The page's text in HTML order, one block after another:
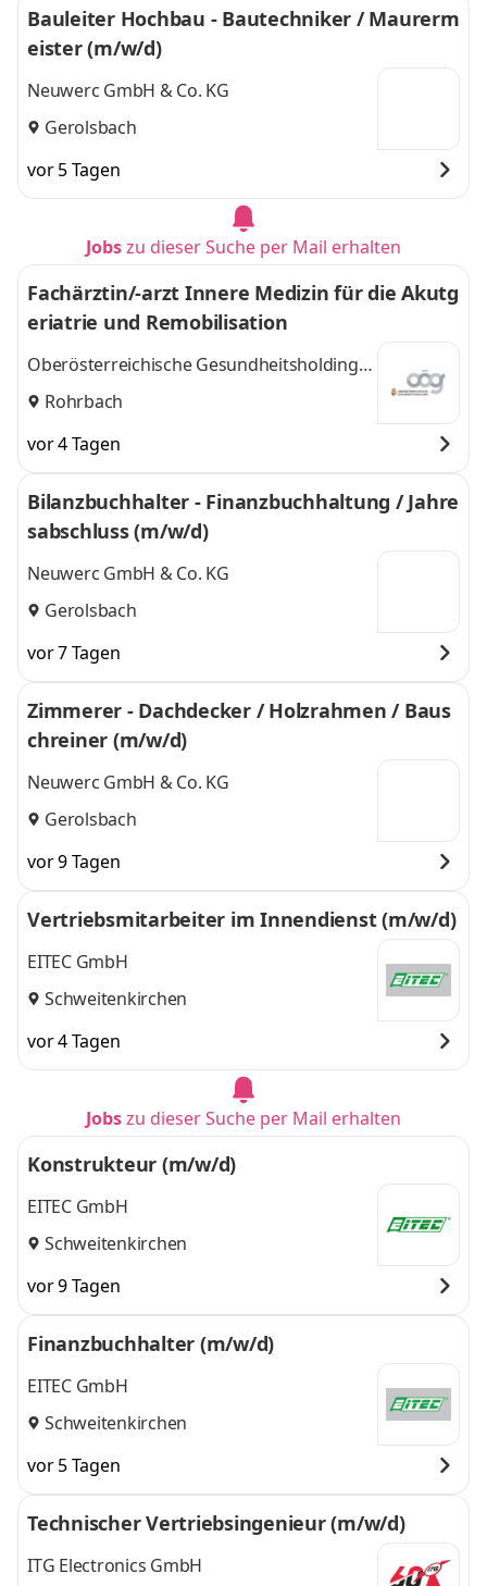
Bauleiter Hochbau - Bautechniker / Maurerm
eister (m/w/d)
Neuwerc GmbH & Co. KG
Gerolsbach
vor 5 Tagen
Jobszu dieser Suche per Mail erhalten
Fachärztin/-arzt Innere Medizin für die Akutg
eriatrie und Remobilisation
Oberösterreichische Gesundheitsholding
GmbH
Rohrbach
vor 4 Tagen
Bilanzbuchhalter - Finanzbuchhaltung / Jahre
sabschluss (m/w/d)
Neuwerc GmbH & Co. KG
Gerolsbach
vor 7 Tagen
Zimmerer - Dachdecker / Holzrahmen / Baus
chreiner (m/w/d)
Neuwerc GmbH & Co. KG
Gerolsbach
vor 9 Tagen
Vertriebsmitarbeiter im Innendienst (m/w/d)
EITEC GmbH
Schweitenkirchen
vor 4 Tagen
Jobszu dieser Suche per Mail erhalten
Konstrukteur (m/w/d)
EITEC GmbH
Schweitenkirchen
vor 9 Tagen
Finanzbuchhalter (m/w/d)
EITEC GmbH
Schweitenkirchen
vor 5 Tagen
Technischer Vertriebsingenieur (m/w/d)
ITG Electronics GmbH